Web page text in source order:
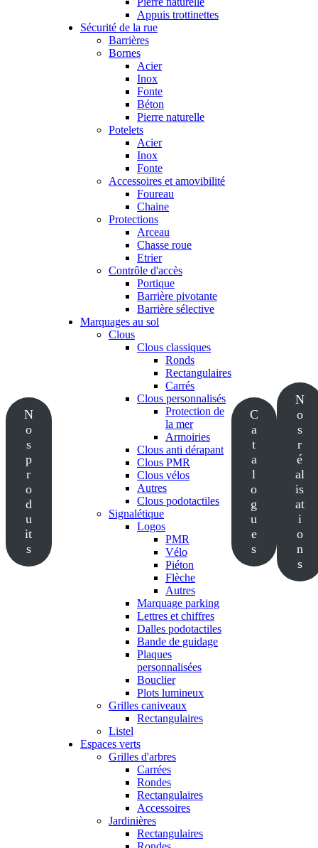
N
o
s
p
r
o
d
u
it
s
Appuis trottinettes
Sécurité de la rue
Barrières
Bornes
Acier
Inox
Fonte
Béton
Pierre naturelle
Potelets
Acier
Inox
Fonte
Accessoires et amovibilité
Foureau
Chaine
Protections
Arceau
Chasse roue
Etrier
Contrôle d'accès
Portique
Barrière pivotante
Barrière sélective
Marquages au sol
Clous
Clous classiques
Ronds
Rectangulaires
Carrés
Clous personnalisés
Protection de
la mer
Armoiries
Clous anti dérapant
Clous PMR
Clous vélos
Autres
Clous podotactiles
Signalétique
Logos
PMR
Vélo
Piéton
Flèche
Autres
Marquage parking
Lettres et chiffres
Dalles podotactiles
Bande de guidage
Plaques
personnalisées
Bouclier
Plots lumineux
Grilles caniveaux
Rectangulaires
Listel
Espaces verts
Grilles d'arbres
Carrées
Rondes
Rectangulaires
Accessoires
Jardinières
Rectangulaires
C
a
t
a
l
o
g
u
e
s
N
o
s
r
é
al
is
at
i
o
n
s